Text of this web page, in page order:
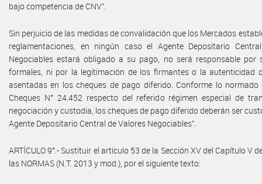
bajo competencia de CNV”.
Sin perjuicio de las medidas de convalidación que los Mercados
reglamentaciones, en ningún caso el Agente Depositario
Negociables estará obligado a su pago, no será responsable por
formales, ni por la legitimación de los firmantes o la autenticidad
asentadas en los cheques de pago diferido. Conforme lo normado
Cheques N° 24.452 respecto del referido régimen especial de
negociación y custodia, los cheques de pago diferido deberán ser
Agente Depositario Central de Valores Negociables”.
ARTÍCULO 9°.- Sustituir el artículo 53 de la Sección XV del Capítulo V
las NORMAS (N.T. 2013 y mod.), por el siguiente texto: